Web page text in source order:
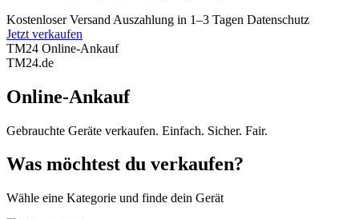
Kostenloser Versand Auszahlung in 1–3 Tagen Datenschutz
Jetzt verkaufen
TM24 Online-Ankauf
TM24.de
Online-Ankauf
Gebrauchte Geräte verkaufen. Einfach. Sicher. Fair.
Was möchtest du verkaufen?
Wähle eine Kategorie und finde dein Gerät